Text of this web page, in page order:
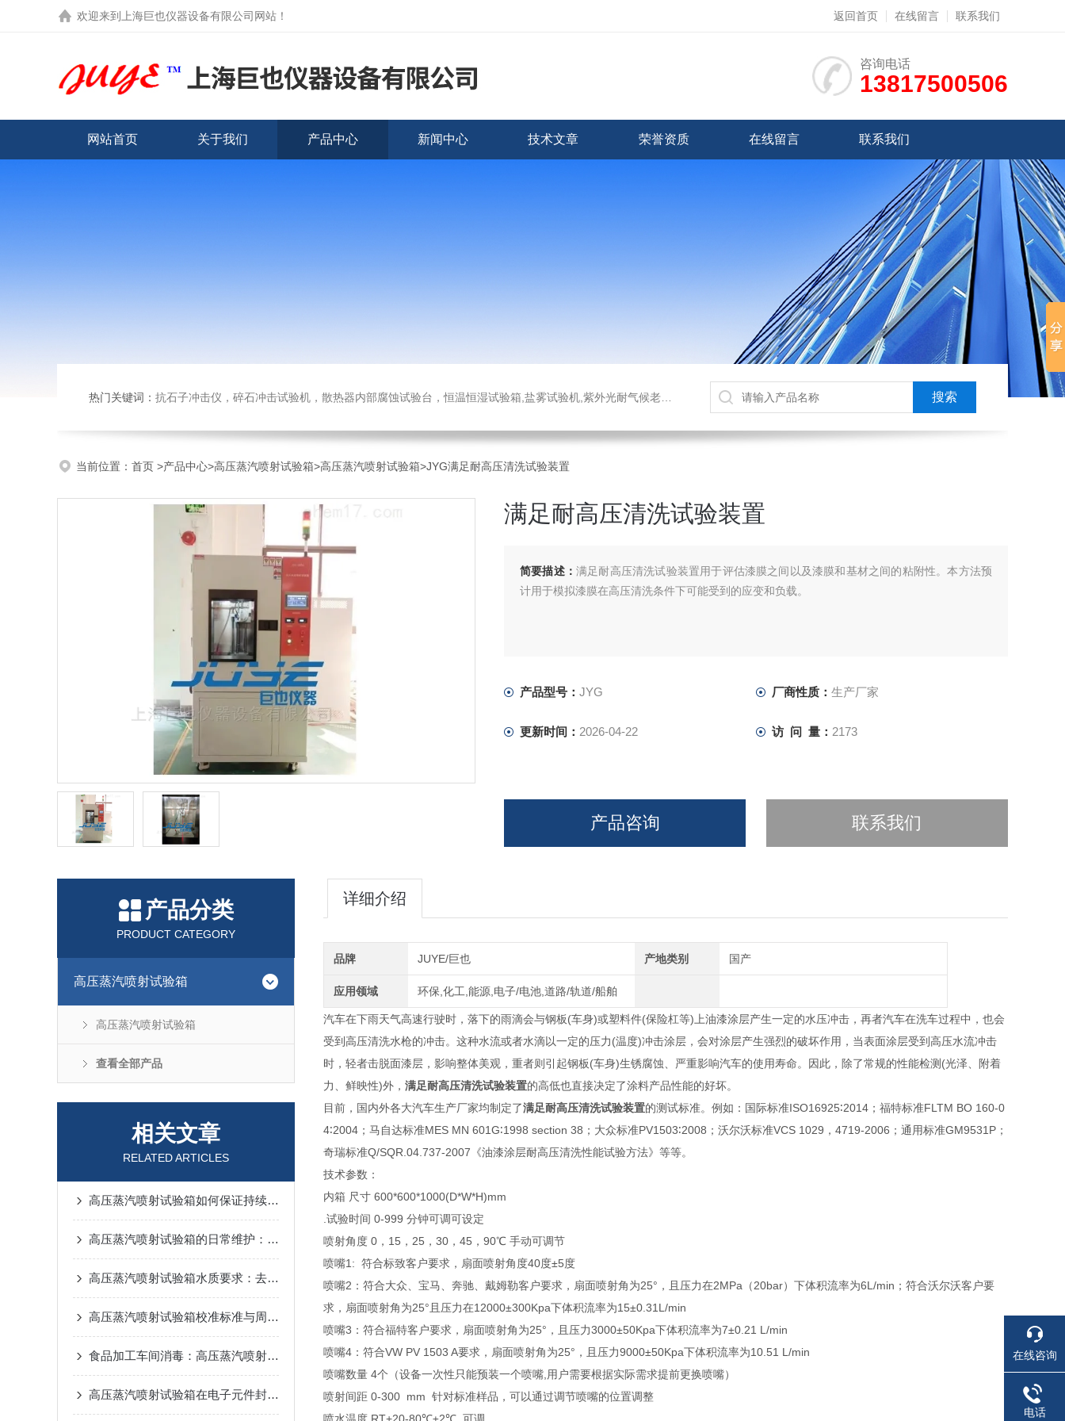
欢迎来到 上海巨也仪器设备有限公司网站 ！ 返回首页 在线留言 联系我们
咨询电话
13817500506
网站首页 关于我们 产品中心 新闻中心 技术文章 荣誉资质 在线留言 联系我们
热门关键词： 抗石子冲击仪，碎石冲击试验机，散热器内部腐蚀试验台，恒温恒湿试验箱,盐雾试验机,紫外光耐气候老化试验箱,氙灯老化试验箱，沙尘试验箱，淋雨试验箱，汽车内饰材料燃烧试验机
当前位置： 首页 >产品中心>高压蒸汽喷射试验箱>高压蒸汽喷射试验箱>JYG满足耐高压清洗试验装置
满足耐高压清洗试验装置
简要描述： 满足耐高压清洗试验装置用于评估漆膜之间以及漆膜和基材之间的粘附性。本方法预
计用于模拟漆膜在高压清洗条件下可能受到的应变和负载。
产品型号： JYG 厂商性质： 生产厂家
更新时间： 2026-04-22 访 问 量： 2173
产品咨询 联系我们
产品分类
PRODUCT CATEGORY
高压蒸汽喷射试验箱
高压蒸汽喷射试验箱
查看全部产品
相关文章
RELATED ARTICLES
高压蒸汽喷射试验箱如何保证持续稳定的高温高压水射流？
高压蒸汽喷射试验箱的日常维护：喷嘴堵塞与管路除垢预防
高压蒸汽喷射试验箱水质要求：去离子水避免喷嘴堵塞与白斑残留
高压蒸汽喷射试验箱校准标准与周期管理
食品加工车间消毒：高压蒸汽喷射仪与传统蒸汽灭菌的差异
高压蒸汽喷射试验箱在电子元件封装检测中的应用
详细介绍
品牌 JUYE/巨也 产地类别 国产
应用领域 环保,化工,能源,电子/电池,道路/轨道/船舶
汽车在下雨天气高速行驶时，落下的雨滴会与钢板(车身)或塑料件(保险杠等)上油漆涂层产生一定的水压冲击，再者汽车在洗车过程中，也会
受到高压清洗水枪的冲击。这种水流或者水滴以一定的压力(温度)冲击涂层，会对涂层产生强烈的破坏作用，当表面涂层受到高压水流冲击
时，轻者击脱面漆层，影响整体美观，重者则引起钢板(车身)生锈腐蚀、严重影响汽车的使用寿命。因此，除了常规的性能检测(光泽、附着
力、鲜映性)外， 满足耐高压清洗试验装置的高低也直接决定了涂料产品性能的好坏。
目前，国内外各大汽车生产厂家均制定了满足耐高压清洗试验装置的测试标准。例如：国际标准ISO16925∶2014；福特标准FLTM BO 160-0
4∶2004；马自达标准MES MN 601G∶1998 section 38；大众标准PV1503∶2008；沃尔沃标准VCS 1029，4719-2006；通用标准GM9531P；
奇瑞标准Q/SQR.04.737-2007《油漆涂层耐高压清洗性能试验方法》等等。
技术参数：
内箱 尺寸 600*600*1000(D*W*H)mm
.试验时间 0-999 分钟可调可设定
喷射角度 0，15，25，30，45，90℃ 手动可调节
喷嘴1: 符合标致客户要求，扇面喷射角度40度±5度
喷嘴2：符合大众、宝马、奔驰、戴姆勒客户要求，扇面喷射角为25°，且压力在2MPa（20bar）下体积流率为6L/min；符合沃尔沃客户要
求，扇面喷射角为25°且压力在12000±300Kpa下体积流率为15±0.31L/min
喷嘴3：符合福特客户要求，扇面喷射角为25°，且压力3000±50Kpa下体积流率为7±0.21 L/min
喷嘴4：符合VW PV 1503 A要求，扇面喷射角为25°，且压力9000±50Kpa下体积流率为10.51 L/min
喷嘴数量 4个（设备一次性只能预装一个喷嘴,用户需要根据实际需求提前更换喷嘴）
喷射间距 0-300 mm 针对标准样品，可以通过调节喷嘴的位置调整
在线咨询
电话